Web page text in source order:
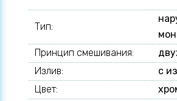
Тип:
Принцип смешивания:
Излив:
с
Цвет: